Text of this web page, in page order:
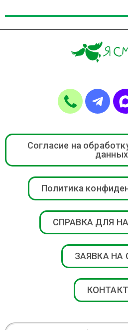
Согласие на
данных
Политика
СПРАВКА ДЛЯ
ЗАЯВКА НА